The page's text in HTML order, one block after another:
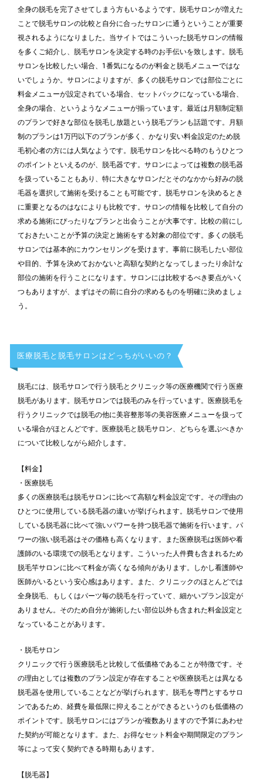
全身の脱毛を完了させてしまう方もいるようです。脱毛サロンが増えた
ことで脱毛サロンの比較と自分に合ったサロンに通うということが重要
視されるようになりました。当サイトではこういった脱毛サロンの情報
を多くご紹介し、脱毛サロンを決定する時のお手伝いを致します。脱毛
サロンを比較したい場合、1番気になるのが料金と脱毛メニューではな
いでしょうか。サロンによりますが、多くの脱毛サロンでは部位ごとに
料金メニューが設定されている場合、セットパックになっている場合、
全身の場合、というようなメニューが揃っています。最近は月額制定額
のプランで好きな部位を脱毛し放題という脱毛プランも話題です。月額
制のプランは1万円以下のプランが多く、かなり安い料金設定のため脱
毛初心者の方には人気なようです。脱毛サロンを比べる時のもうひとつ
のポイントといえるのが、脱毛器です。サロンによっては複数の脱毛器
を扱っていることもあり、特に大きなサロンだとそのなかから好みの脱
毛器を選択して施術を受けることも可能です。脱毛サロンを決めるとき
に重要となるのはなによりも比較です。サロンの情報を比較して自分の
求める施術にぴったりなプランと出会うことが大事です。比較の前にし
ておきたいことが予算の決定と施術をする対象の部位です。多くの脱毛
サロンでは基本的にカウンセリングを受けます。事前に脱毛したい部位
や目的、予算を決めておかないと高額な契約となってしまったり余計な
部位の施術を行うことになります。サロンには比較するべき要点がいく
つもありますが、まずはその前に自分の求めるものを明確に決めましょ
う。
医療脱毛と脱毛サロンはどっちがいいの？
脱毛には、脱毛サロンで行う脱毛とクリニック等の医療機関で行う医療
脱毛があります。脱毛サロンでは脱毛のみを行っています。医療脱毛を
行うクリニックでは脱毛の他に美容整形等の美容医療メニューを扱って
いる場合がほとんどです。医療脱毛と脱毛サロン、どちらを選ぶべきか
について比較しながら紹介します。
【料金】
・医療脱毛
多くの医療脱毛は脱毛サロンに比べて高額な料金設定です。その理由の
ひとつに使用している脱毛器の違いが挙げられます。脱毛サロンで使用
している脱毛器に比べて強いパワーを持つ脱毛器で施術を行います。パ
ワーの強い脱毛器はその価格も高くなります。また医療脱毛は医師や看
護師のいる環境での脱毛となります。こういった人件費も含まれるため
脱毛竿サロンに比べて料金が高くなる傾向があります。しかし看護師や
医師がいるという安心感はあります。また、クリニックのほとんどでは
全身脱毛、もしくはパーツ毎の脱毛を行っていて、細かいプラン設定が
ありません。そのため自分が施術したい部位以外も含まれた料金設定と
なっていることがあります。
・脱毛サロン
クリニックで行う医療脱毛と比較して低価格であることが特徴です。そ
の理由としては複数のプラン設定が存在することや医療脱毛とは異なる
脱毛器を使用していることなどが挙げられます。脱毛を専門とするサロ
ンであるため、経費を最低限に抑えることができるというのも低価格の
ポイントです。脱毛サロンにはプランが複数ありますので予算にあわせ
た契約が可能となります。また、お得なセット料金や期間限定のプラン
等によって安く契約できる時期もあります。
【脱毛器】